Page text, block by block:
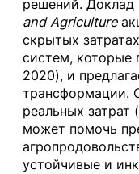
решений. Доклад
and Agriculture
скрытых
систем, которые
2020), и
трансформации.
реальных затрат (
может помочь
устойчивые и